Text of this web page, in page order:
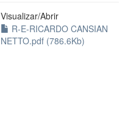
Visualizar/Abrir
R-E-RICARDO CANSIAN
NETTO.pdf (786.6Kb)